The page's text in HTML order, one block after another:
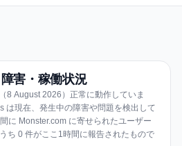
害・稼働状況
8 August 2026）正常に動作していま
は現在、発生中の障害や問題を検出して
に Monster.com に寄せられたユーザー
ち 0 件がここ1時間に報告されたもので